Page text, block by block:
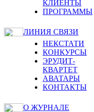
КЛИЕНТЫ
ПРОГРАММЫ
ЛИНИЯ СВЯЗИ
НЕКСТАТИ
КОНКУРСЫ
ЭРУДИТ-
КВАРТЕТ
АВАТАРЫ
КОНТАКТЫ
О ЖУРНАЛЕ